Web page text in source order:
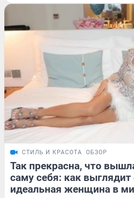
СТИЛЬ И КРАСОТА ОБЗОР
Так прекрасна, что
саму себя: как выглядит
идеальная женщина в